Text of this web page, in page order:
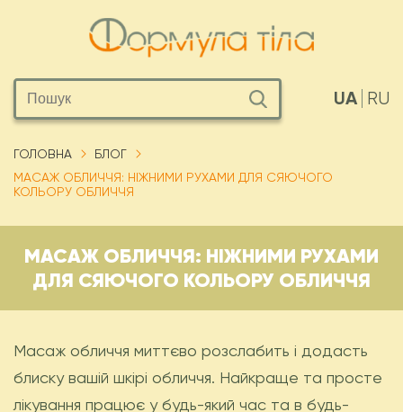
RU
UA
ГОЛОВНА
БЛОГ
МАСАЖ ОБЛИЧЧЯ: НІЖНИМИ РУХАМИ ДЛЯ СЯЮЧОГО
КОЛЬОРУ ОБЛИЧЧЯ
МАСАЖ ОБЛИЧЧЯ: НІЖНИМИ РУХАМИ
ДЛЯ СЯЮЧОГО КОЛЬОРУ ОБЛИЧЧЯ
Масаж обличчя миттєво розслабить і додасть
блиску вашій шкірі обличчя. Найкраще та просте
лікування працює у будь-який час та в будь-